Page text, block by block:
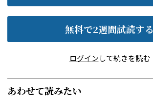
無料で2週間試読する
ログインして続きを読む
あわせて読みたい